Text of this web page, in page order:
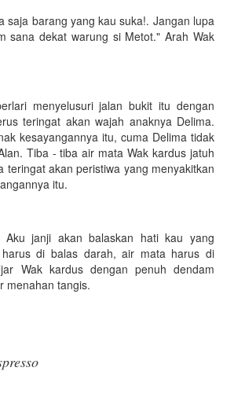
saja barang yang kau suka!. Jangan lupa
sana dekat warung si Metot." Arah Wak
menyelusuri jalan bukit itu dengan
teringat akan wajah anaknya Delima.
kesayangannya itu, cuma Delima tidak
Tiba - tiba air mata Wak kardus jatuh
teringat akan peristiwa yang menyakitkan
itu.
Aku janji akan balaskan hati kau yang
di balas darah, air mata harus di
Wak kardus dengan penuh dendam
menahan tangis.